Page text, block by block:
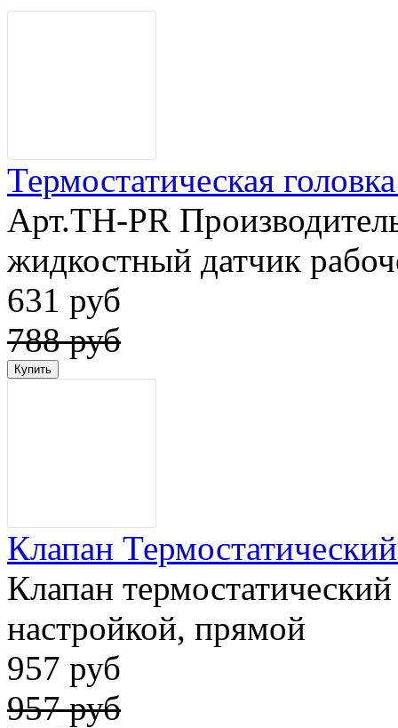
Термостатическая
Арт.TH-PR
жидкостный датчик
631 руб
788 руб
Клапан
Клапан
настройкой, прямой
957 руб
957 руб